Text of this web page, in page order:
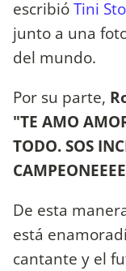
escribióTini
junto a una
del mundo.
Por su parte,
"TE AMO
TODO. SOS
De esta
está
cantante y el